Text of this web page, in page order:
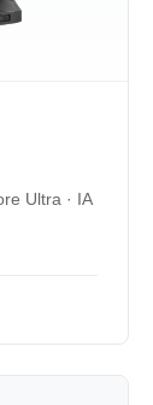
Ultra · IA